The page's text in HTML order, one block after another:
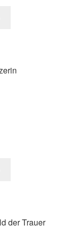
der Trauer